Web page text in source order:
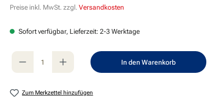
Preise inkl. MwSt. zzgl. Versandkosten
Sofort verfügbar, Lieferzeit: 2-3 Werktage
Produkt Anzahl: Gib den gewünschten
In den Warenkorb
Zum Merkzettel hinzufügen